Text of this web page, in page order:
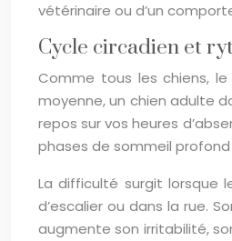
vétérinaire ou d’un
Cycle circadien et
Comme tous les chiens,
moyenne, un chien adulte
repos sur vos heures
phases de sommeil
La difficulté surgit lorsque
d’escalier ou dans la rue.
augmente son irritabilité,